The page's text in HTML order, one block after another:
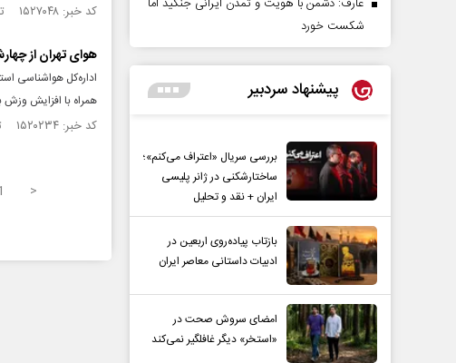
کد خبر: ۱۵۲۷۰۴۸ تاریخ انتشار : ۱۴۰۴/۰۸/۱۹
هوای تهران از
اداره‌کل هواشناسی
همراه با افزایش
کد خبر: ۱۵۲۰۲۳۴ تاریخ انتشار : ۱۴۰۴/۰۷/۰۶
>
شکست خورد
پیشنهاد سردبیر
بررسی سریال «اعتراف می‌کنم»؛
ساختارشکنی در ژانر پلیسی
ایران + نقد و تحلیل
بازتاب پیاده‌روی اربعین در
ادبیات داستانی معاصر ایران
امضای سروش صحت در
«استخر» دیگر غافلگیر نمی‌کند